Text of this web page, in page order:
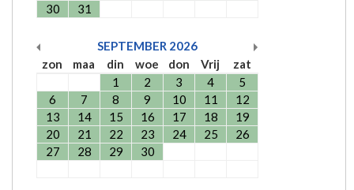
30
31
SEPTEMBER 2026
zon
maa din woe don Vrij
zat
1
2 3 4
5
6
7 8 9 10 11
12
13
14 15 16 17 18
19
20
21 22 23 24 25
26
27
28 29 30